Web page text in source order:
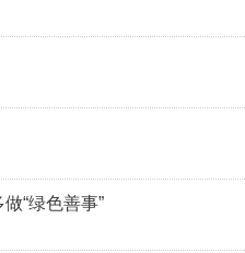
“绿色善事”